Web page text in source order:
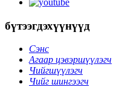
бүтээгдэхүүнүүд
Сэнс
Агаар цэвэршүүлэгч
Чийгшүүлэгч
Чийг шингээгч